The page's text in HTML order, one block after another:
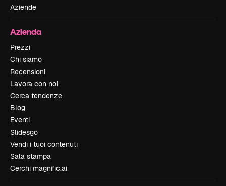
Aziende
Azienda
Prezzi
Chi siamo
Recensioni
Lavora con noi
Cerca tendenze
Blog
Eventi
Slidesgo
Vendi i tuoi contenuti
Sala stampa
Cerchi magnific.ai